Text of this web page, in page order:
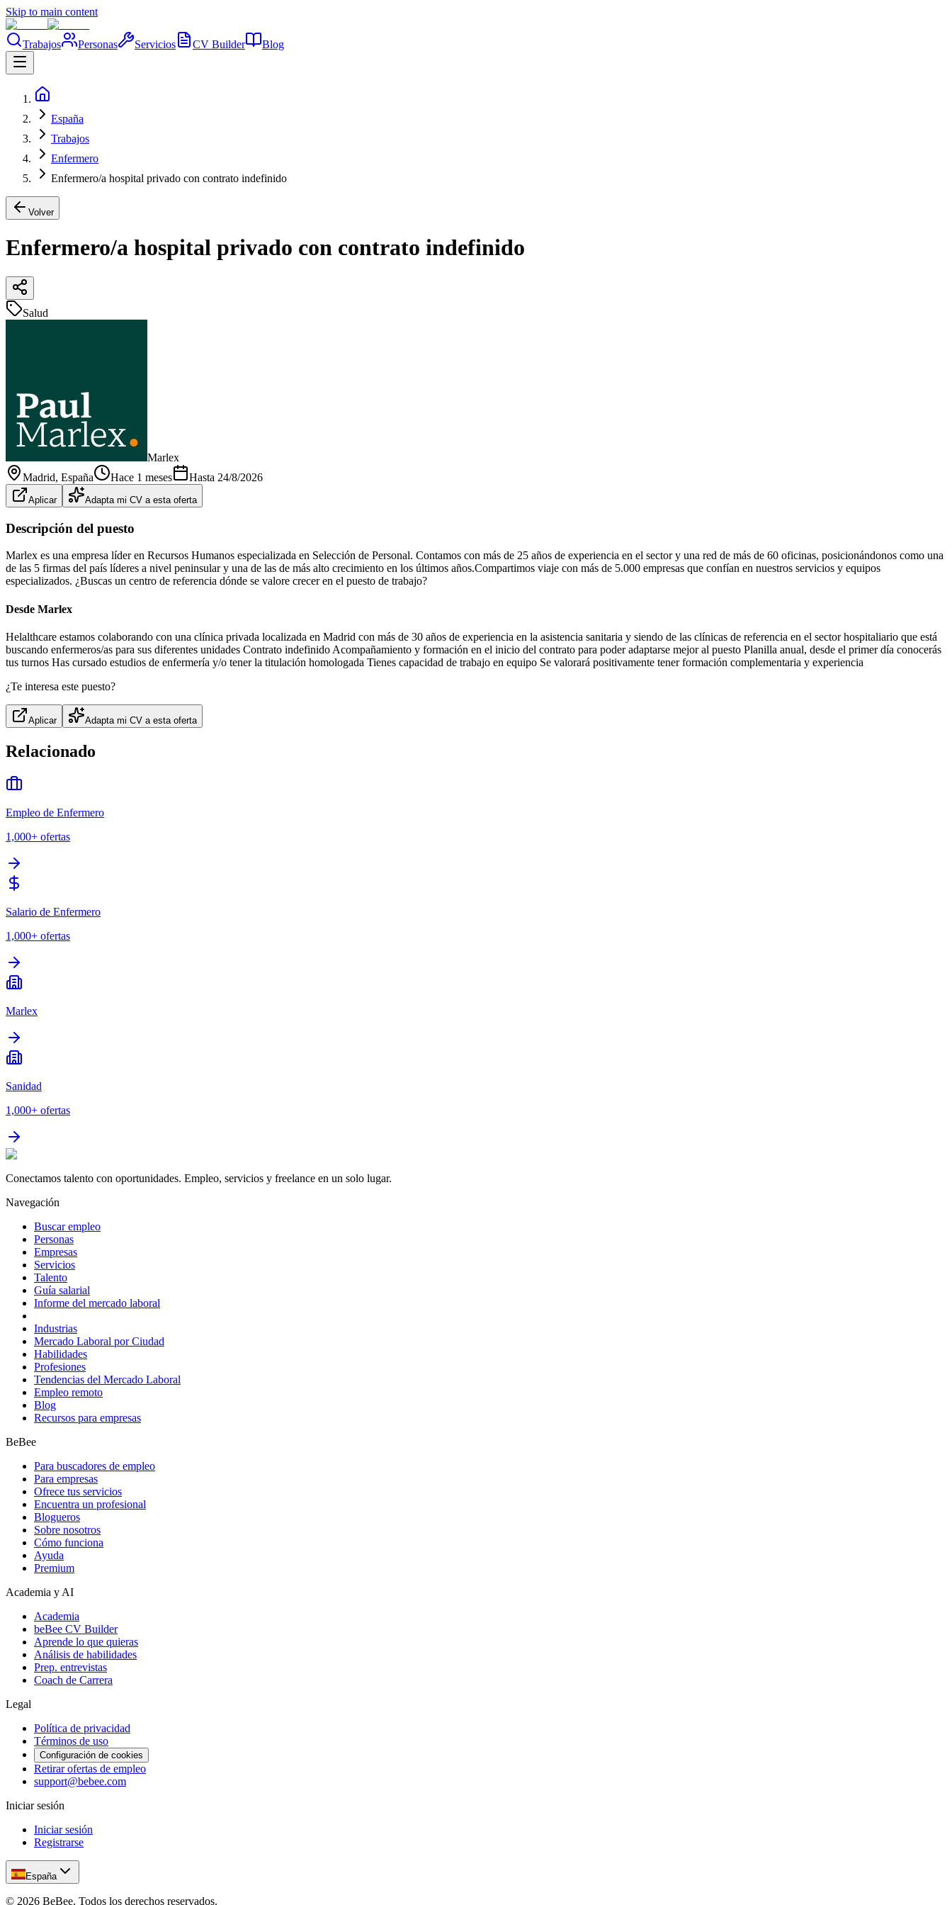
Skip to main content
Trabajos Personas Servicios CV Builder Blog
España
Trabajos
Enfermero
Enfermero/a hospital privado con contrato indefinido
Volver
Enfermero/a hospital privado con contrato indefinido
Salud
Marlex
Madrid, España Hace 1 meses Hasta 24/8/2026
Aplicar Adapta mi CV a esta oferta
Descripción del puesto
Marlex es una empresa líder en Recursos Humanos especializada en Selección de Personal. Contamos con más de 25 años de experiencia en el sector y una red de más de 60 oficinas, posicionándonos como una
de las 5 firmas del país líderes a nivel peninsular y una de las de más alto crecimiento en los últimos años.Compartimos viaje con más de 5.000 empresas que confían en nuestros servicios y equipos
especializados. ¿Buscas un centro de referencia dónde se valore crecer en el puesto de trabajo?
Desde Marlex
Helalthcare estamos colaborando con una clínica privada localizada en Madrid con más de 30 años de experiencia en la asistencia sanitaria y siendo de las clínicas de referencia en el sector hospitaliario que está
buscando enfermeros/as para sus diferentes unidades Contrato indefinido Acompañamiento y formación en el inicio del contrato para poder adaptarse mejor al puesto Planilla anual, desde el primer día conocerás
tus turnos Has cursado estudios de enfermería y/o tener la titulación homologada Tienes capacidad de trabajo en equipo Se valorará positivamente tener formación complementaria y experiencia
¿Te interesa este puesto?
Aplicar Adapta mi CV a esta oferta
Relacionado
Empleo de Enfermero
1,000+ ofertas
Salario de Enfermero
1,000+ ofertas
Marlex
Sanidad
1,000+ ofertas
Conectamos talento con oportunidades. Empleo, servicios y freelance en un solo lugar.
Navegación
Buscar empleo
Personas
Empresas
Servicios
Talento
Guía salarial
Informe del mercado laboral
Industrias
Mercado Laboral por Ciudad
Habilidades
Profesiones
Tendencias del Mercado Laboral
Empleo remoto
Blog
Recursos para empresas
BeBee
Para buscadores de empleo
Para empresas
Ofrece tus servicios
Encuentra un profesional
Blogueros
Sobre nosotros
Cómo funciona
Ayuda
Premium
Academia y AI
Academia
beBee CV Builder
Aprende lo que quieras
Análisis de habilidades
Prep. entrevistas
Coach de Carrera
Legal
Política de privacidad
Términos de uso
Configuración de cookies
Retirar ofertas de empleo
support@bebee.com
Iniciar sesión
Iniciar sesión
Registrarse
España
© 2026 BeBee. Todos los derechos reservados.